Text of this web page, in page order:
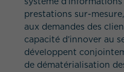
prestations sur-
aux demandes des
capacité d’innover au
développent
de dématérialisation